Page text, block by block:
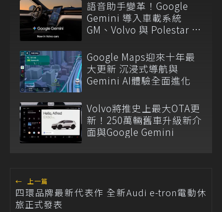
語音助手變革！Google
Gemini 導入車載系統
GM、Volvo 與 Polestar 啟
Google Maps迎來十年最
大更新 沉浸式導航與
Gemini AI體驗全面進化
Volvo將推史上最大OTA更
新！250萬輛舊車升級新介
面與Google Gemini
← 上一篇
四環品牌最新代表作 全新Audi e-tron電動休
旅正式發表